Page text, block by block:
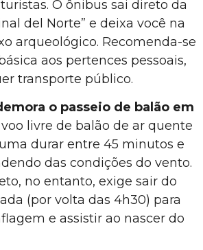
O ônibus sai direto da
del Norte” e deixa você na
arqueológico. Recomenda-se
aos pertences pessoais,
transporte público.
o passeio de balão em
livre de balão de ar quente
durar entre 45 minutos e
das condições do vento.
no entanto, exige sair do
(por volta das 4h30) para
e assistir ao nascer do